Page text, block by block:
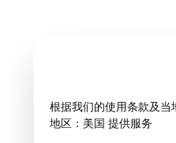
根据我们的使用条款及当
地区：美国 提供服务